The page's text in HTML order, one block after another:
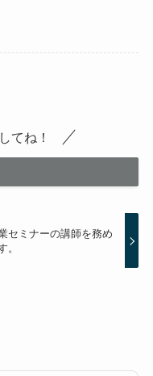
てね！
セミナーの講師を務め
。